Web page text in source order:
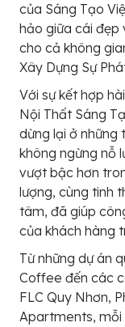
của Sáng Tạo
hảo giữa cái đẹp
cho cả không
Xây Dựng Sự
Với sự kết hợp
Nội Thất Sáng
dừng lại ở những
không ngừng nỗ
vượt bậc hơn
lượng, cùng tinh
tâm, đã giúp
của khách hàng
Từ những dự án
Coffee đến các
FLC Quy Nhơn,
Apartments, mỗi